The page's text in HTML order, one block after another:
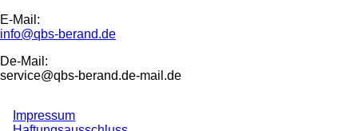
E-Mail:
info@qbs-berand.de
De-Mail:
service@qbs-berand.de-mail.de
Impressum